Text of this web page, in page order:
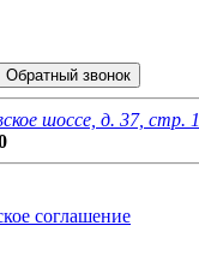
Обратный звонок
шоссе, д. 37, стр. 1
соглашение